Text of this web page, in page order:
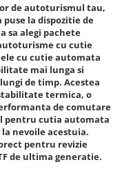
de autoturismul tau,
la dispozitie de
sa alegi pachete
cu cutie
cu cutie automata
mai lunga si
de timp. Acestea
termica, o
de comutare
pentru cutia automata
nevoile acestuia.
pentru revizie
de ultima generatie.